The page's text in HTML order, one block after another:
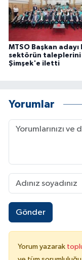
MTSO Başkan adayı
sektörün taleplerini
Şimşek'e iletti
Yorumlar
Gönder
Yorum yazarak